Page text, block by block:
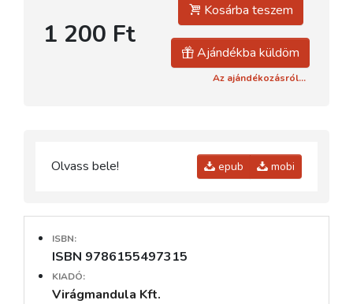
1 200 Ft
Kosárba teszem
Ajándékba küldöm
Az ajándékozásról...
Olvass bele! epub mobi
ISBN:
ISBN 9786155497315
KIADÓ:
Virágmandula Kft.